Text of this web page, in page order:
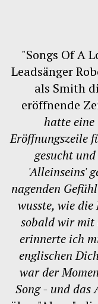
"Songs Of A
Leadsänger
als Smith
eröffnende
hatte
Eröffnungszeile
gesucht
'Alleinseins'
nagenden
wusste, wie
sobald wir mit
erinnerte ich
englischen
war der
Song - und das